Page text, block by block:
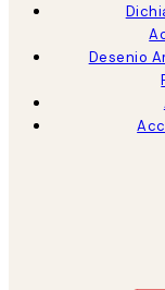
Desenio